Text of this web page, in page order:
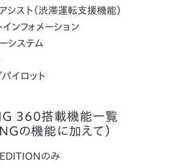
シスト（渋滞運転支援機能）
ンフォメーション
システム
イロット
360搭載機能一覧
の機能に加えて）
のみ